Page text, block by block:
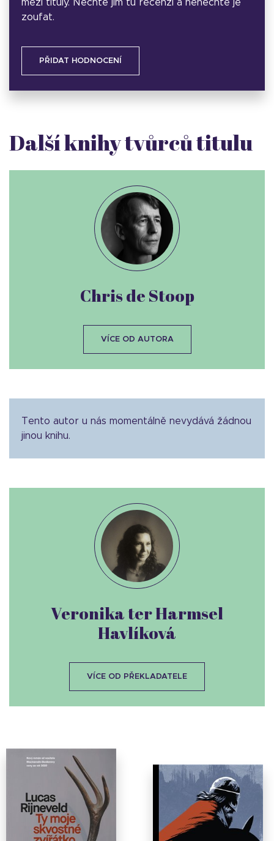
mezi tituly. Nechte jim tu recenzi a nenechte je
zoufat.
PŘIDAT HODNOCENÍ
Další knihy tvůrců titulu
Tento autor u nás momentálně nevydává žádnou
jinou knihu.
Chris de Stoop
VÍCE OD AUTORA
Veronika ter Harmsel
Havlíková
VÍCE OD PŘEKLADATELE